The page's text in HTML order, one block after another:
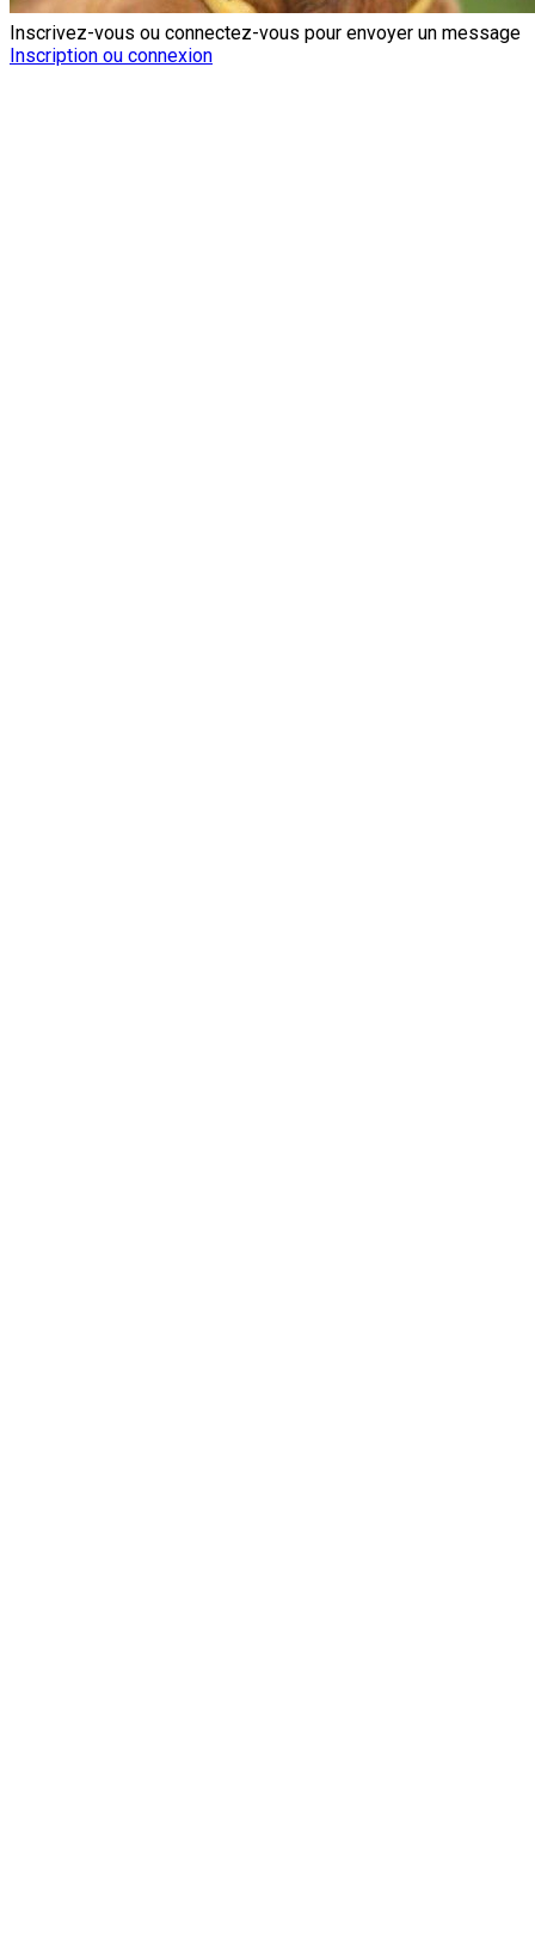
Inscrivez-vous ou connectez-vous pour envoyer un message
Inscription ou connexion